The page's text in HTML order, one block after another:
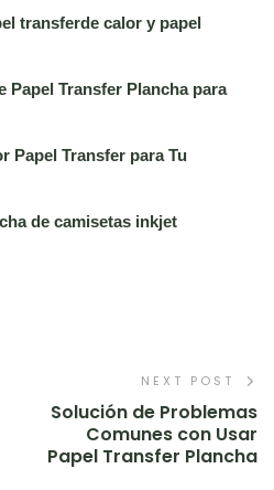
transferde calor y papel
Papel Transfer Plancha para
Papel Transfer para Tu
de camisetas inkjet
NEXT POST
Solución de Problemas
Comunes con Usar
Papel Transfer Plancha